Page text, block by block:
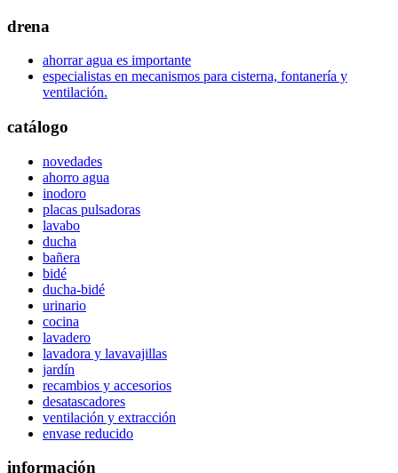
drena
ahorrar agua es importante
especialistas en mecanismos para cisterna, fontanería y
ventilación.
catálogo
novedades
ahorro agua
inodoro
placas pulsadoras
lavabo
ducha
bañera
bidé
ducha-bidé
urinario
cocina
lavadero
lavadora y lavavajillas
jardín
recambios y accesorios
desatascadores
ventilación y extracción
envase reducido
información